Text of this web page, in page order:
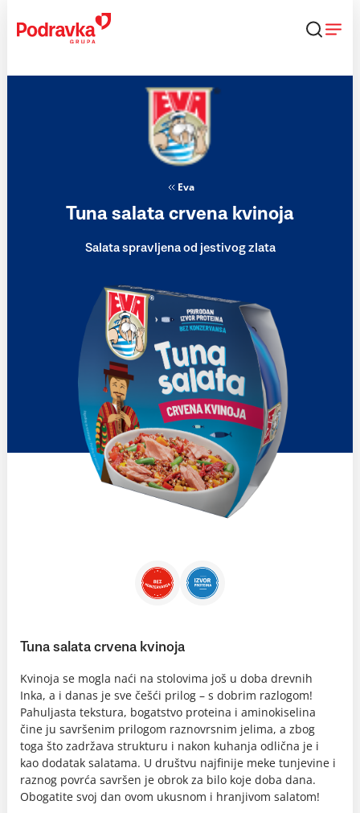
content
Eva
Tuna salata crvena kvinoja
Salata spravljena od jestivog zlata
Tuna salata crvena kvinoja
Kvinoja se mogla naći na stolovima još u doba drevnih
Inka, a i danas je sve češći prilog – s dobrim razlogom!
Pahuljasta tekstura, bogatstvo proteina i aminokiselina
čine ju savršenim prilogom raznovrsnim jelima, a zbog
toga što zadržava strukturu i nakon kuhanja odlična je i
kao dodatak salatama. U društvu najfinije meke tunjevine i
raznog povrća savršen je obrok za bilo koje doba dana.
Obogatite svoj dan ovom ukusnom i hranjivom salatom!